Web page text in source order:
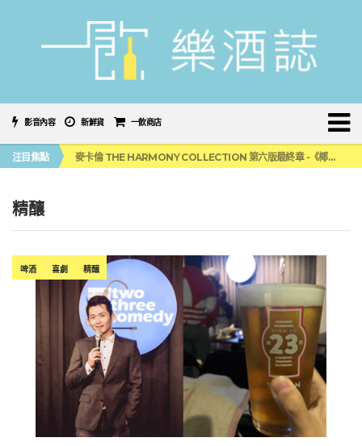
影音內容 新鮮貨 一飲商店
注目焦點
美國正式恢復蘇格蘭威士忌零關稅！烈酒產業再次迎來重磅利多
麥卡倫 THE HARMONY COLLECTION 第六版最終章 -《椰風煖韻》
角嗨尬炸物X爽快這一步，角瓶攜手頂呱呱 全新套餐限時登場
精釀
啤酒 喜劇 精釀